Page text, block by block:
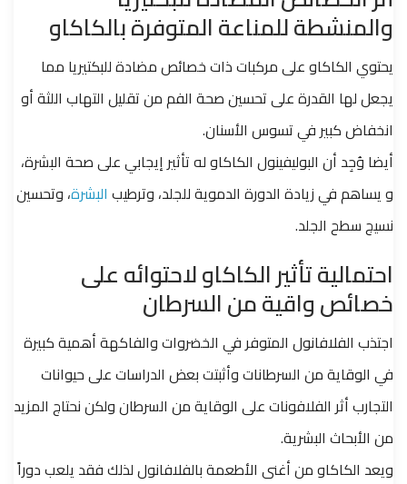
والمنشطة للمناعة المتوفرة بالكاكاو
يحتوي الكاكاو على مركبات ذات خصائص مضادة للبكتيريا مما
يجعل لها القدرة على تحسين صحة الفم من تقليل التهاب اللثة أو
انخفاض كبير في تسوس الأسنان.
أيضا وُجِد أن البوليفينول الكاكاو له تأثير إيجابي على صحة البشرة،
و يساهم في زيادة الدورة الدموية للجلد، وترطيب البشرة، وتحسين
نسيج سطح الجلد.
احتمالية تأثير الكاكاو لاحتوائه على
خصائص واقية من السرطان
اجتذب الفلافانول المتوفر في الخضروات والفاكهة أهمية كبيرة
في الوقاية من السرطانات وأثبتت بعض الدراسات على حيوانات
التجارب أثر الفلافونات على الوقاية من السرطان ولكن نحتاج المزيد
من الأبحاث البشرية.
ويعد الكاكاو من أغنى الأطعمة بالفلافانول لذلك فقد يلعب دوراً